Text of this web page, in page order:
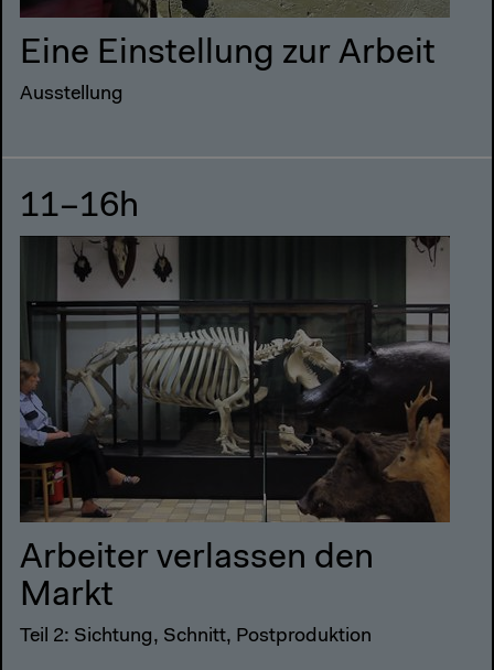
Eine Einstellung zur Arbeit
Ausstellung
11–16h
Arbeiter verlassen den
Markt
Teil 2: Sichtung, Schnitt, Postproduktion